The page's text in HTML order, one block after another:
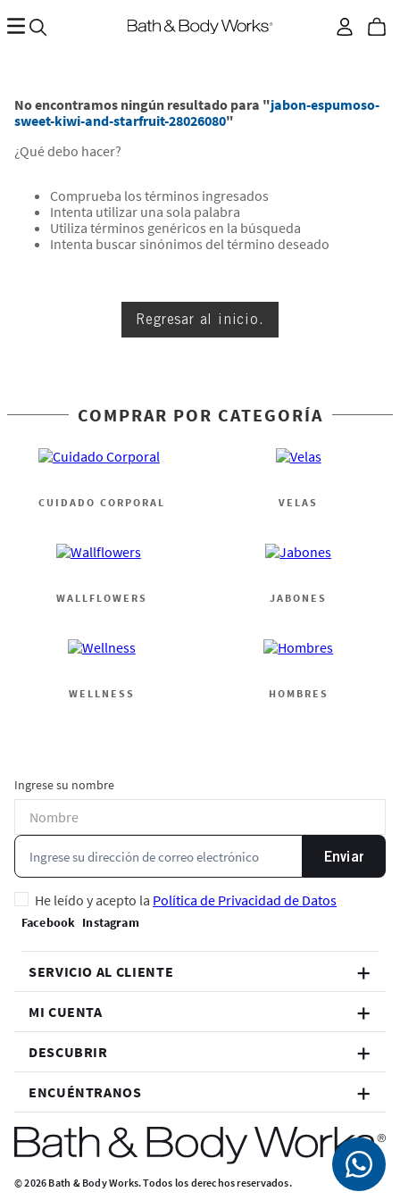
No encontramos ningún resultado para "jabon-espumoso-
sweet-kiwi-and-starfruit-28026080"
¿Qué debo hacer?
Comprueba los términos ingresados
Intenta utilizar una sola palabra
Utiliza términos genéricos en la búsqueda
Intenta buscar sinónimos del término deseado
Regresar al inicio.
COMPRAR POR CATEGORÍA
CUIDADO CORPORAL VELAS
WALLFLOWERS JABONES
WELLNESS HOMBRES
Ingrese su nombre
Enviar
He leído y acepto la Política de Privacidad de Datos
SERVICIO AL CLIENTE
MI CUENTA
DESCUBRIR
ENCUÉNTRANOS
© 2026 Bath & Body Works. Todos los derechos reservados.